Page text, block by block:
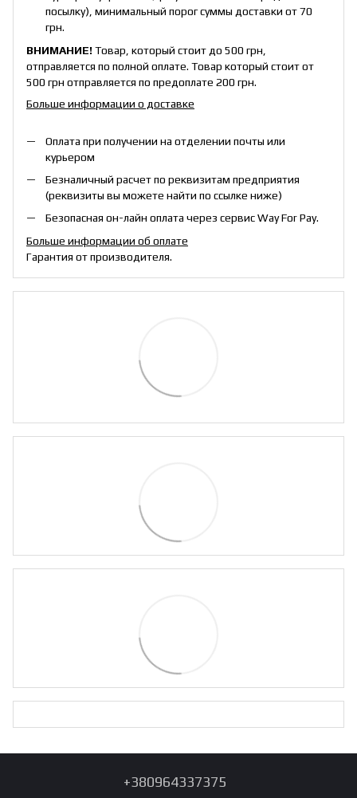
посылку), минимальный порог суммы доставки от 70
грн.
ВНИМАНИЕ!Товар, который стоит до 500 грн,
отправляется по полной оплате. Товар который стоит от
500 грн отправляется по предоплате 200 грн.
Больше информации о доставке
Оплата при получении на отделении почты или
курьером
Безналичный расчет по реквизитам предприятия
(реквизиты вы можете найти по ссылке ниже)
Безопасная он-лайн оплата через сервис Way For Pay.
Больше информации об оплате
Гарантия от производителя.
+380964337375